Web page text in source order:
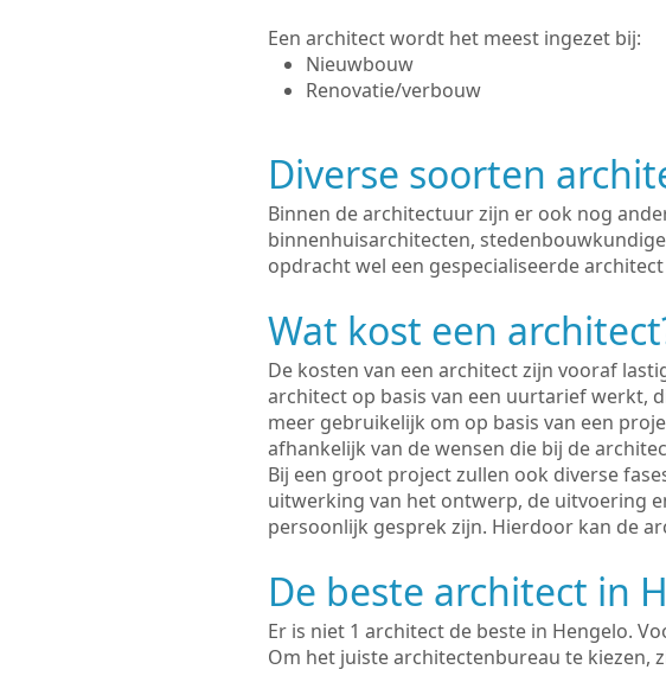
Een architect wordt het meest ingezet bij:
Nieuwbouw
Renovatie/verbouw
Diverse soorten
Binnen de architectuur zijn er ook nog
binnenhuisarchitecten,
opdracht wel een gespecialiseerde
Wat kost een
De kosten van een architect zijn vooraf
architect op basis van een uurtarief werkt,
meer gebruikelijk om op basis van een
afhankelijk van de wensen die bij de
Bij een groot project zullen ook diverse
uitwerking van het ontwerp, de uitvoering
persoonlijk gesprek zijn. Hierdoor kan de
De beste architect in
Er is niet 1 architect de beste in Hengelo.
Om het juiste architectenbureau te kiezen,